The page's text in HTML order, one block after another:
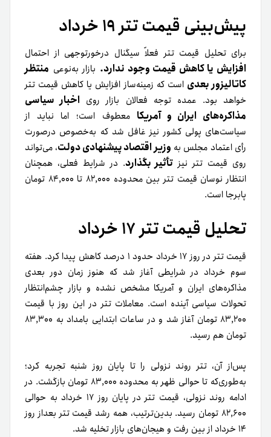
پیش‌بینی قیمت تتر ۱۹ خرداد
برای تحلیل قیمت تتر فعلاً سیگنال درخورتوجهی از احتمال
افزایش یا کاهش قیمت وجود ندارد. بازار به‌نوعی منتظر
کاتالیزور بعدی است که زمینه‌ساز افزایش یا کاهش قیمت تتر
خواهد بود. عمده توجه فعالان بازار روی اخبار سیاسی
مذاکره‌های ایران و آمریکا معطوف است؛ اما نباید از
سیاست‌های پولی کشور نیز غافل شد که به‌خصوص درصورت
رأی اعتماد مجلس به وزیر اقتصاد پیشنهادی دولت، می‌تواند
روی قیمت تتر نیز تأثیر بگذارد. در شرایط فعلی، همچنان
انتظار نوسان قیمت تتر بین محدوده ۸۲,۰۰۰ تا ۸۴,۰۰۰ تومان
پابرجا است.
تحلیل قیمت تتر ۱۷ خرداد
قیمت تتر در روز ۱۷ خرداد حدود ۱ درصد کاهش پیدا کرد. هفته
سوم خرداد در شرایطی آغاز شد که هنوز زمان دور بعدی
مذاکره‌های ایران و آمریکا مشخص نشده و بازار چشم‌انتظار
تحولات سیاسی آینده است. معاملات تتر در این روز با قیمت
۸۳,۲۰۰ تومان آغاز شد و در ساعات ابتدایی بامداد به ۸۳,۳۰۰
تومان هم رسید.
پس‌از آن، تتر روند نزولی را تا پایان روز شنبه تجربه کرد؛
به‌طوری‌که تا حوالی ظهر به محدوده ۸۳,۰۰۰ تومان بازگشت. در
ادامه روند نزولی، قیمت تتر در پایان روز ۱۷ خرداد به حوالی
۸۲,۶۰۰ تومان رسید. بدین‌ترتیب، همه رشد قیمت تتر بعداز روز
۱۴ خرداد از بین رفت و هیجان‌های بازار تخلیه شد.